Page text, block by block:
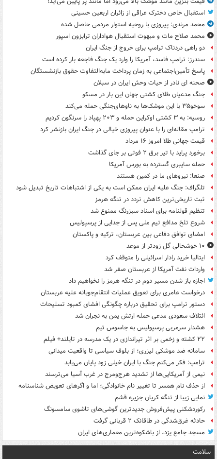
استقبال خاص دخترک عراقی از زائران اربعین حسینی
محمد مرندی: پیروزی با روحیه استوار مردمی حاصل شده
محمد صلاح مات و مبهوت استقبال هواداران ترابزون اسپور
دو راهی دردناک ترامپ برای خروج از جنگ ایران
سندرز: ترامپ فاسد، آمریکا را وارد یک جنگ فاجعه بار کرده است
پاسخ تأمین‌اجتماعی به زمان پرداخت مابه‌التفاوت حقوق بازنشستگان
صحنه ای نادر از حیات وحش ایران در سبلان
جنگ مدعیان طلای کشتی جهان این بار در مسکو
سوخو۳۵ با این موشک‌ها به ناوهای‌جنگی حمله می‌کند
روسیه: به ۳ کشتی اوکراین حمله و ۲۰۳ پهپاد را سرنگون کردیم
ترامپ مقاله‌ای را با عنوان پیروزی خیالی در جنگ ایران بازنشر کرد
قیمت جهانی طلا امروز ۱۶ مرداد
برخورد پراید با تیر برق ۲ فوتی بر جای گذاشت
حمله سایبری گسترده به بورس آمریکا
صنعا: نیروهای ما در کمین‌ هستند
تلگراف: جنگ علیه ایران ممکن است به یکی از اشتباهات تاریخ تبدیل شود
ثبت تاریخی‌ترین کاهش تردد در تنگه هرمز
تنظیم قولنامه برای اسناد سبزرنگ ممنوع شد
شروع تلخ مدافع تیم ملی پس از جدایی از پرسپولیس
امضای توافق دفاعی بین عربستان، ترکیه و پاکستان
۱۰ خوشحالی گل زودتر از موعد
ایتالیا خرید رادار اسرائیلی را متوقف کرد
واردات نفت آمریکا از عربستان صفر شد
اجازه باز شدن مسیر دوم در تنگه هرمز را نخواهیم داد
درخواست عامری برای تعویق عملیات انتقام‌جویانه علیه عربستان
دستور ترامپ برای تحقیق درباره چگونگی افشای کمبود تسلیحات
ائتلاف سعودی مدعی حمله ارتش یمن به نجران شد
هشدار سرمربی پرسپولیس به جاسوس تیم
۲۲ کشته و زخمی بر اثر تیراندازی در یک مدرسه در تایلند+ فیلم
سامانه ضد موشکی لیزری؛ از بلوف سیاسی تا واقعیت میدانی
ترامپ: فکر می‌کنم جنگ با ایران خیلی زود پایان می‌یابد
نیمی از آمریکایی‌ها از تشدید هرج‌ومرج در غرب آسیا می‌ترسند
از حذف نام همسر تا تغییر نام خانوادگی؛ اما و اگرهای تعویض شناسنامه
نمایی زیبا از تنگه کریان جزیره قشم
رکوردشکنی پیش‌فروش جدیدترین گوشی‌های تاشوی سامسونگ
حادثه غرق‌شدگی در طاقانک ۲ قربانی گرفت
مسجد جامع یزد، از باشکوه‌ترین معماری‌های ایران
سلامت